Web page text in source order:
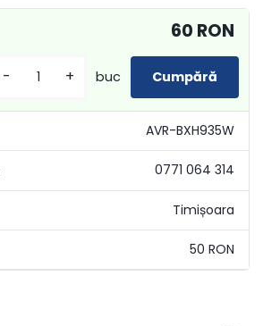
AVR-BXH935W
0771 064 314
Timișoara
50 RON
60 RON
- + buc